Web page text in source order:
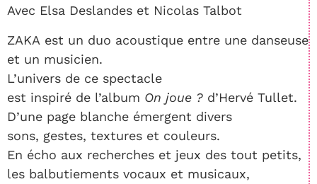
Avec Elsa Deslandes et Nicolas Talbot
ZAKA est un duo acoustique entre une danseuse
et un musicien.
L’univers de ce spectacle
est inspiré de l’album On joue ? d’Hervé Tullet.
D’une page blanche émergent divers
sons, gestes, textures et couleurs.
En écho aux recherches et jeux des tout petits,
les balbutiements vocaux et musicaux,